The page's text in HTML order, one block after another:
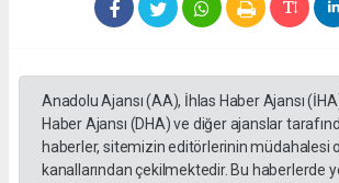
Anadolu Ajansı (AA), İhlas Haber Ajansı
Haber Ajansı (DHA) ve diğer ajanslar
haberler, sitemizin editörlerinin müdahalesi
kanallarından çekilmektedir. Bu haberlerde